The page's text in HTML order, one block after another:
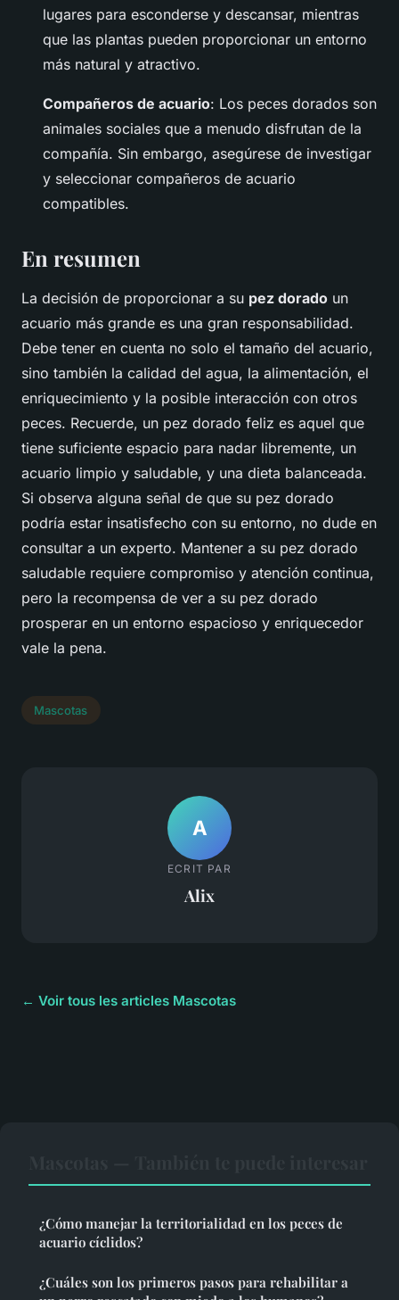
lugares para esconderse y descansar, mientras
que las plantas pueden proporcionar un entorno
más natural y atractivo.
Compañeros de acuario: Los peces dorados son
animales sociales que a menudo disfrutan de la
compañía. Sin embargo, asegúrese de investigar
y seleccionar compañeros de acuario
compatibles.
En resumen
La decisión de proporcionar a su pez dorado un
acuario más grande es una gran responsabilidad.
Debe tener en cuenta no solo el tamaño del acuario,
sino también la calidad del agua, la alimentación, el
enriquecimiento y la posible interacción con otros
peces. Recuerde, un pez dorado feliz es aquel que
tiene suficiente espacio para nadar libremente, un
acuario limpio y saludable, y una dieta balanceada.
Si observa alguna señal de que su pez dorado
podría estar insatisfecho con su entorno, no dude en
consultar a un experto. Mantener a su pez dorado
saludable requiere compromiso y atención continua,
pero la recompensa de ver a su pez dorado
prosperar en un entorno espacioso y enriquecedor
vale la pena.
Mascotas
A
ECRIT PAR
Alix
← Voir tous les articles Mascotas
¿Cómo manejar la territorialidad en los peces de
acuario cíclidos?
¿Cuáles son los primeros pasos para rehabilitar a